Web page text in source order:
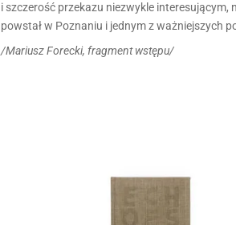
i szczerość przekazu niezwykle interesującym,
powstał w Poznaniu i jednym z ważniejszych
/Mariusz Forecki, fragment wstępu/